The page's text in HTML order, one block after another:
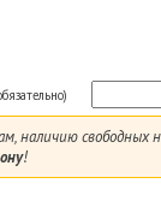
наличию
!